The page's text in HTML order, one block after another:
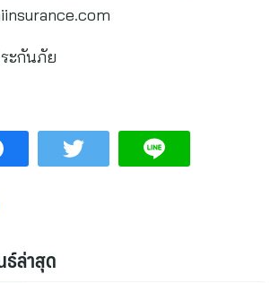
ะกันภัย
ธ์ล่าสุด